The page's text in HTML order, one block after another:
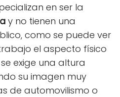
en ser la
y no tienen una
como se puede ver
el aspecto físico
exige una altura
su imagen muy
de automovilismo o